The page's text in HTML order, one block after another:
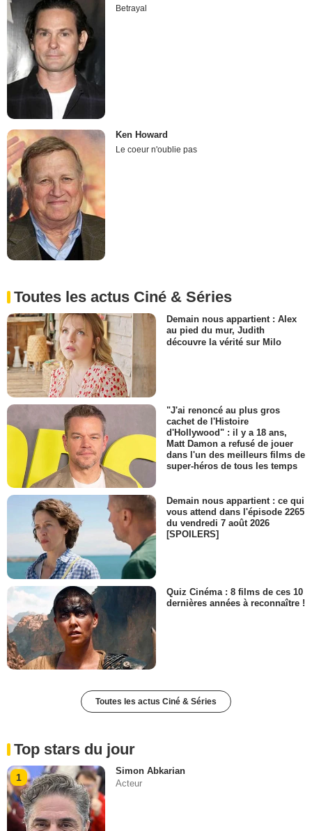
Betrayal
Ken Howard
Le coeur n'oublie pas
Toutes les actus Ciné & Séries
Demain nous appartient : Alex
au pied du mur, Judith
découvre la vérité sur Milo
"J'ai renoncé au plus gros
cachet de l'Histoire
d'Hollywood" : il y a 18 ans,
Matt Damon a refusé de jouer
dans l'un des meilleurs films de
super-héros de tous les temps
Demain nous appartient : ce qui
vous attend dans l'épisode 2265
du vendredi 7 août 2026
[SPOILERS]
Quiz Cinéma : 8 films de ces 10
dernières années à reconnaître !
Toutes les actus Ciné & Séries
Top stars du jour
1
Simon Abkarian
Acteur